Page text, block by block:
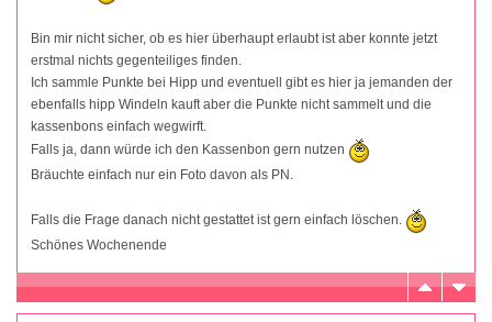
Bin mir nicht sicher, ob es hier überhaupt erlaubt ist aber konnte jetzt
erstmal nichts gegenteiliges finden.
Ich sammle Punkte bei Hipp und eventuell gibt es hier ja jemanden der
ebenfalls hipp Windeln kauft aber die Punkte nicht sammelt und die
kassenbons einfach wegwirft.
Falls ja, dann würde ich den Kassenbon gern nutzen
Bräuchte einfach nur ein Foto davon als PN.
Falls die Frage danach nicht gestattet ist gern einfach löschen.
Schönes Wochenende